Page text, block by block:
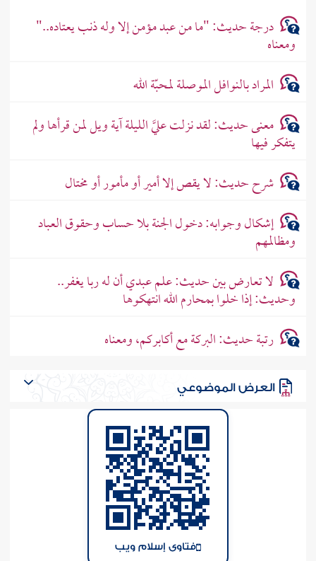
درجة حديث: "ما من عبد مؤمن إلا وله ذنب يعتاده.."
ومعناه
المراد بالنوافل الموصلة لمحبّة الله
معنى حديث: لقد نزلت عليَّ الليلة آية ويل لمن قرأها ولم
يتفكر فيها
شرح حديث: لا يقص إلا أمير أو مأمور أو مختال
إشكال وجوابه: دخول الجنة بلا حساب وحقوق العباد
ومظالمهم
لا تعارض بين حديث: علم عبدي أن له ربا يغفر..
وحديث: إذا خلوا بمحارم الله انتهكوها
رتبة حديث: البركة مع أكابركم، ومعناه
العرض الموضوعي
فتاوى إسلام ويب